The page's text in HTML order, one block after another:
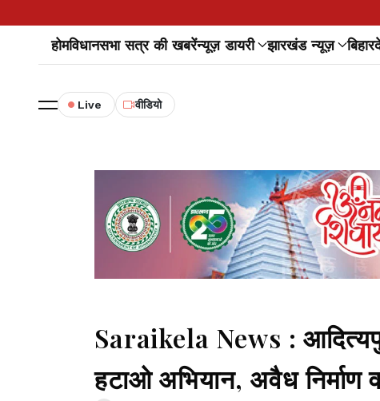
होमविधानसभा सत्र की खबरेंन्यूज़ डायरी झारखंड न्यूज़ बिहार
Live वीडियो
Saraikela News :
हटाओ अभियान, अवैध निर्माण